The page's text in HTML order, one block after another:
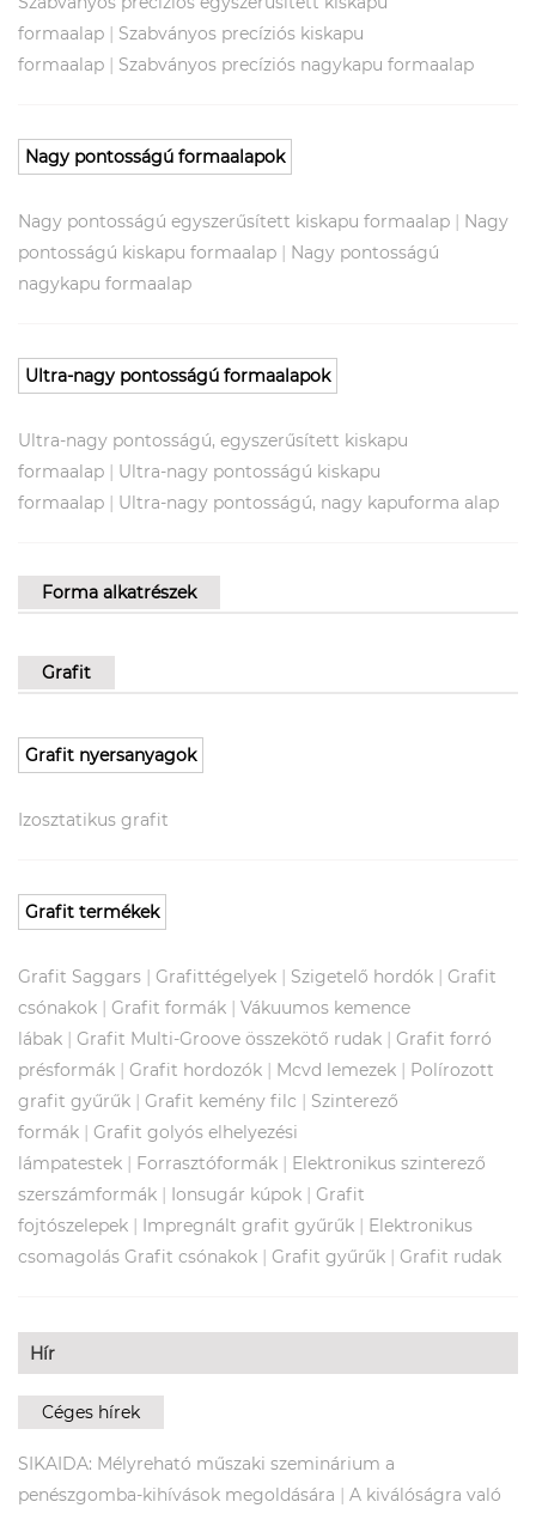
formaalap | Szabványos precíziós kiskapu
formaalap | Szabványos precíziós nagykapu formaalap
Nagy pontosságú formaalapok
Nagy pontosságú egyszerűsített kiskapu formaalap | Nagy
pontosságú kiskapu formaalap | Nagy pontosságú
nagykapu formaalap
Ultra-nagy pontosságú formaalapok
Ultra-nagy pontosságú, egyszerűsített kiskapu
formaalap | Ultra-nagy pontosságú kiskapu
formaalap | Ultra-nagy pontosságú, nagy kapuforma alap
Forma alkatrészek
Grafit
Grafit nyersanyagok
Izosztatikus grafit
Grafit termékek
Grafit Saggars | Grafittégelyek | Szigetelő hordók | Grafit
csónakok | Grafit formák | Vákuumos kemence
lábak | Grafit Multi-Groove összekötő rudak | Grafit forró
présformák | Grafit hordozók | Mcvd lemezek | Polírozott
grafit gyűrűk | Grafit kemény filc | Szinterező
formák | Grafit golyós elhelyezési
lámpatestek | Forrasztóformák | Elektronikus szinterező
szerszámformák | Ionsugár kúpok | Grafit
fojtószelepek | Impregnált grafit gyűrűk | Elektronikus
csomagolás Grafit csónakok | Grafit gyűrűk | Grafit rudak
Hír
Céges hírek
SIKAIDA: Mélyreható műszaki szeminárium a
penészgomba-kihívások megoldására | A kiválóságra való